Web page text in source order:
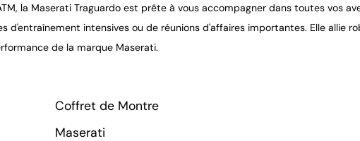
la Maserati Traguardo est prête à vous accompagner dans toutes vos
d'entraînement intensives ou de réunions d'affaires importantes. Elle allie
de la marque Maserati.
Coffret de Montre
Maserati